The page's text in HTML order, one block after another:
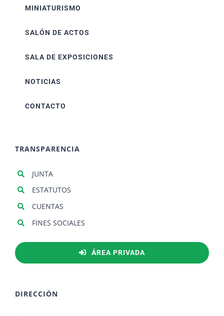
MINIATURISMO
SALÓN DE ACTOS
SALA DE EXPOSICIONES
NOTICIAS
CONTACTO
TRANSPARENCIA
JUNTA
ESTATUTOS
CUENTAS
FINES SOCIALES
ÁREA PRIVADA
DIRECCIÓN